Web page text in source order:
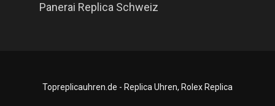
Panerai Replica Schweiz
Topreplicauhren.de - Replica Uhren, Rolex Replica